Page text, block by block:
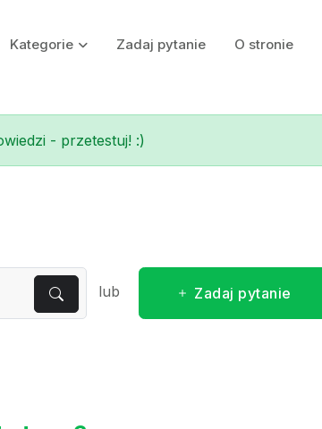
Kategorie Zadaj pytanie O stronie
- przetestuj! :)
lub Zadaj pytanie